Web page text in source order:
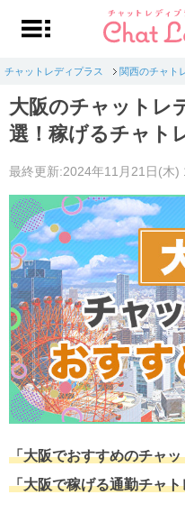
チャットレディプラス 関西のチャト
大阪のチャットレ
選！稼げるチャト
最終更新:2024年11月21日(木)
「大阪でおすすめのチャ
「大阪で稼げる通勤チャ